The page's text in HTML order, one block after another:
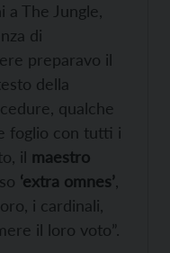
The Jungle,
di
preparavo il
della
qualche
foglio con tutti i
il maestro
‘extra omnes’
i cardinali,
il loro voto”.